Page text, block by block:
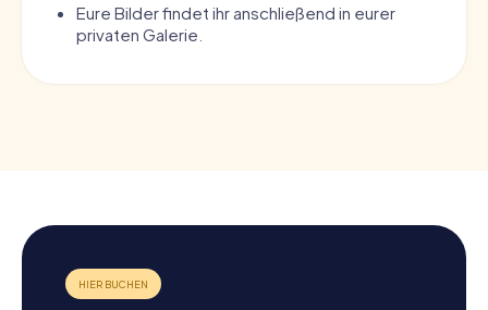
Eure Bilder findet ihr anschließend in eurer
privaten Galerie.